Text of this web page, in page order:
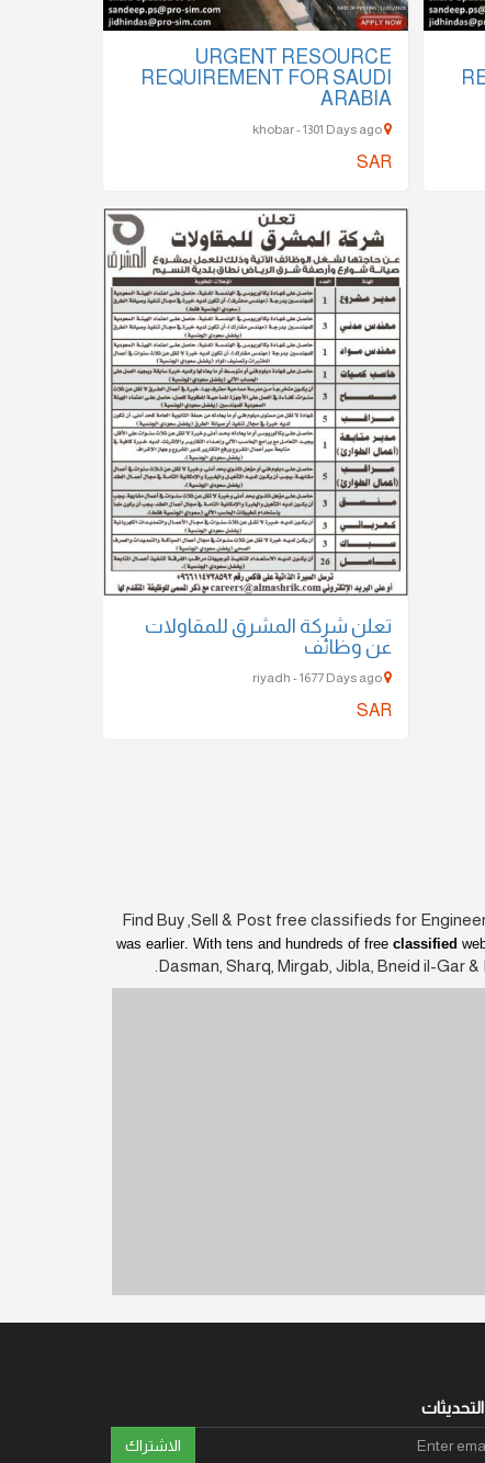
URGENT RESOURCE
REQUIREMENT FOR SAUDI
ARABIA
khobar - 1301 Days ago
SAR
تعلن شركة المشرق للمقاولات
عن وظائف
riyadh - 1677 Days ago
SAR
Find Buy ,Sell & Post free classifieds for
was earlier. With tens and hundreds of freeclassified
Dasman, Sharq, Mirgab, Jibla, Bneid il-Gar
الاشتراك